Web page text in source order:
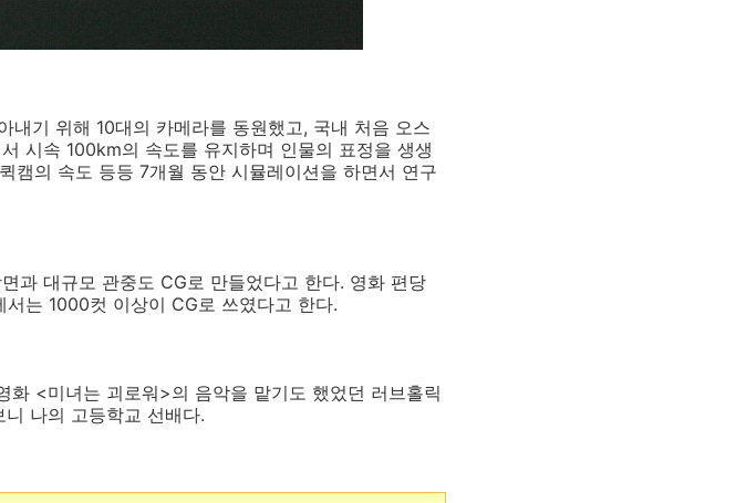
내기 위해 10대의 카메라를 동원했고, 국내 처음 오스
시속 100km의 속도를 유지하며 인물의 표정을 생생
캠의 속도 등등 7개월 동안 시뮬레이션을 하면서 연구
과 대규모 관중도 CG로 만들었다고 한다. 영화 편당
는 1000컷 이상이 CG로 쓰였다고 한다.
<미녀는 괴로워>의 음악을 맡기도 했었던 러브홀릭
나의 고등학교 선배다.